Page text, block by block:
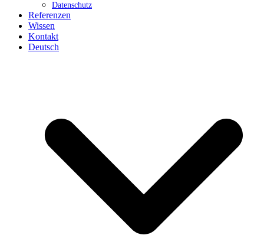
Datenschutz
Referenzen
Wissen
Kontakt
Deutsch